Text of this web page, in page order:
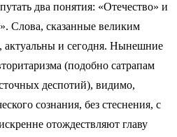
два понятия: «Отечество» и
Слова, сказанные великим
актуальны и сегодня. Нынешние
(подобно сатрапам
деспотий), видимо,
сознания, без стеснения, с
отождествляют главу